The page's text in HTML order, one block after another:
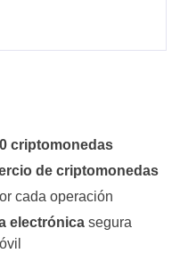
criptomonedas
de criptomonedas
cada operación
electrónica segura